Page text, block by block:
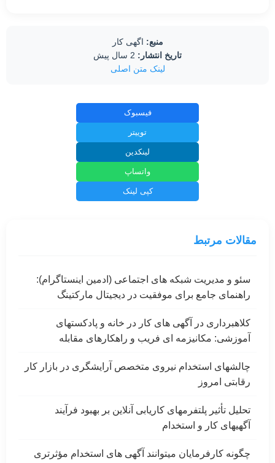
منبع: اگهی کار
تاریخ انتشار:
لینک متن اصلی
فیسبوک
توییتر
لینکدین
واتساپ
کپی لینک
مقالات مرتبط
سئو و مدیریت شبکه های اجتماعی (ادمین اینستاگرام):
راهنمای جامع برای موفقیت در دیجیتال مارکتینگ
کلاهبرداری در آگهی های کار در خانه و پادکستهای
آموزشی: مکانیزمه ای فریب و راهکارهای مقابله
چالشهای استخدام نیروی متخصص آرایشگری در بازار کار
رقابتی امروز
تحلیل تأثیر پلتفرمهای کاریابی آنلاین بر بهبود فرآیند
آگهیهای کار و استخدام
چگونه کارفرمایان میتوانند آگهی های استخدام مؤثرتری